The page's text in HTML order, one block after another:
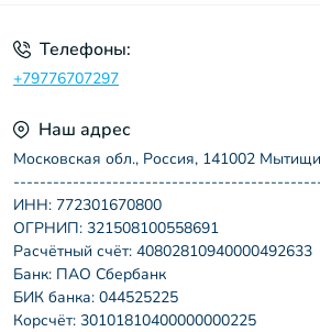
Телефоны:
+79776707297
Наш адрес
Московская обл., Россия, 141002
ИНН: 772301670800
ОГРНИП: 321508100558691
Расчётный счёт: 40802810940000492633
Банк: ПАО Сбербанк
БИК банка: 044525225
Корсчёт: 30101810400000000225